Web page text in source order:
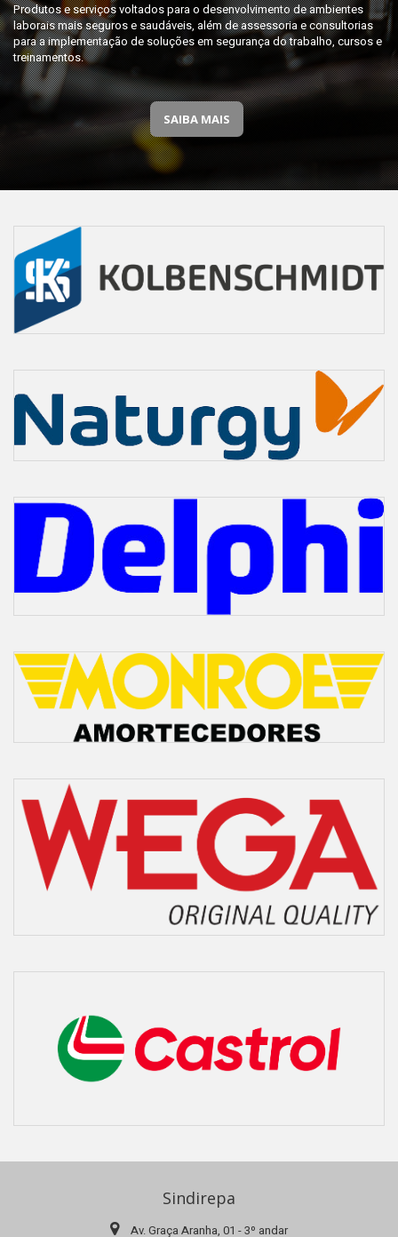
Produtos e serviços voltados para o desenvolvimento de ambientes
laborais mais seguros e saudáveis, além de assessoria e consultorias
para a implementação de soluções em segurança do trabalho, cursos e
treinamentos.
SAIBA MAIS
Sindirepa
Av. Graça Aranha, 01 - 3º andar